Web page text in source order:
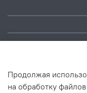
Продолжая
на обработку